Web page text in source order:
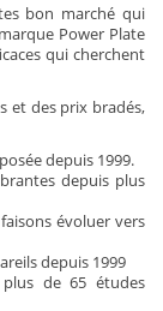
bon marché qui
Power Plate
qui cherchent
et des prix bradés,
depuis 1999.
depuis plus
évoluer vers
depuis 1999
de 65 études